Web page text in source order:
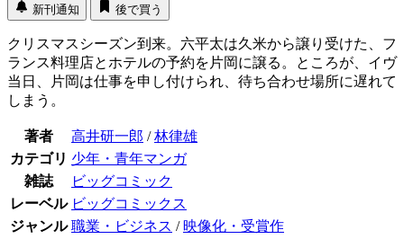
新刊通知 後で買う
クリスマスシーズン到来。六平太は久米から譲り受けた、フ
ランス料理店とホテルの予約を片岡に譲る。ところが、イヴ
当日、片岡は仕事を申し付けられ、待ち合わせ場所に遅れて
しまう。
著者 高井研一郎 /林律雄
カテゴリ 少年・青年マンガ
雑誌
ビッグコミック
レーベル ビッグコミックス
ジャンル 職業・ビジネス / 映像化・受賞作